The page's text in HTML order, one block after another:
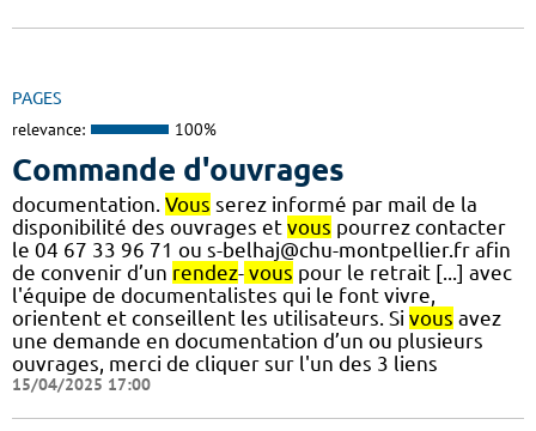
PAGES
relevance: 100%
Commande d'ouvrages
documentation. Vous serez informé par mail de la
disponibilité des ouvrages et vous pourrez contacter
le 04 67 33 96 71 ou s-belhaj@chu-montpellier.fr afin
de convenir d’un rendez- vous pour le retrait [...] avec
l'équipe de documentalistes qui le font vivre,
orientent et conseillent les utilisateurs. Si vous avez
une demande en documentation d’un ou plusieurs
ouvrages, merci de cliquer sur l'un des 3 liens
15/04/2025 17:00